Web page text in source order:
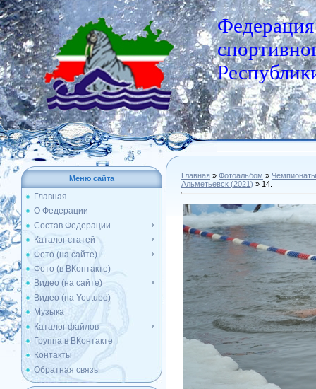
Федерация
Меню сайта
Главная
О Федерации
Состав Федерации
Каталог статей
Фото (на сайте)
Фото (в ВКонтакте)
Видео (на сайте)
Видео (на Youtube)
Музыка
Каталог файлов
Группа в ВКонтакте
Контакты
Обратная связь
Главная » Фотоальбом » Чемпионаты
Альметьевск (2021) » 14.